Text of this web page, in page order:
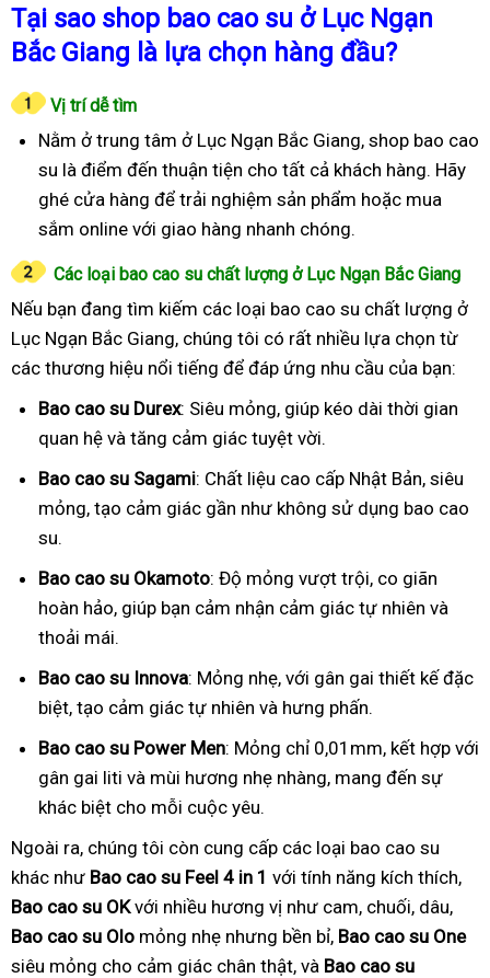
Tại sao shop bao cao su ở Lục Ngạn
Bắc Giang là lựa chọn hàng đầu?
Vị trí dễ tìm
Nằm ở trung tâm ở Lục Ngạn Bắc Giang, shop bao cao
su là điểm đến thuận tiện cho tất cả khách hàng. Hãy
ghé cửa hàng để trải nghiệm sản phẩm hoặc mua
sắm online với giao hàng nhanh chóng.
Các loại bao cao su chất lượng ở Lục Ngạn Bắc Giang
Nếu bạn đang tìm kiếm các loại bao cao su chất lượng ở
Lục Ngạn Bắc Giang, chúng tôi có rất nhiều lựa chọn từ
các thương hiệu nổi tiếng để đáp ứng nhu cầu của bạn:
Bao cao su Durex: Siêu mỏng, giúp kéo dài thời gian
quan hệ và tăng cảm giác tuyệt vời.
Bao cao su Sagami: Chất liệu cao cấp Nhật Bản, siêu
mỏng, tạo cảm giác gần như không sử dụng bao cao
su.
Bao cao su Okamoto: Độ mỏng vượt trội, co giãn
hoàn hảo, giúp bạn cảm nhận cảm giác tự nhiên và
thoải mái.
Bao cao su Innova: Mỏng nhẹ, với gân gai thiết kế đặc
biệt, tạo cảm giác tự nhiên và hưng phấn.
Bao cao su Power Men: Mỏng chỉ 0,01mm, kết hợp với
gân gai liti và mùi hương nhẹ nhàng, mang đến sự
khác biệt cho mỗi cuộc yêu.
Ngoài ra, chúng tôi còn cung cấp các loại bao cao su
khác như Bao cao su Feel 4 in 1 với tính năng kích thích,
Bao cao su OKvới nhiều hương vị như cam, chuối, dâu,
Bao cao su Olo mỏng nhẹ nhưng bền bỉ, Bao cao su One
siêu mỏng cho cảm giác chân thật, và Bao cao su